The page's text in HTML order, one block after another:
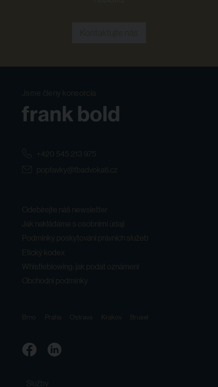
Jsme členy konsorcia
+420 545 213 975
poptavky@fbadvokati.cz
Odebírejte náš newsletter
Jak nakládáme s osobními údaji
Podmínky poskytování právních služeb
Etický kodex
Whistleblowing: jak podat oznámení
Obchodní podmínky
Brno Praha Ostrava Krakov Brusel
Služby